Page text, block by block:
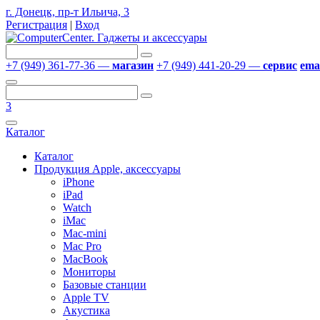
г. Донецк, пр-т Ильича, 3
Регистрация | Вход
+7 (949) 361-77-36 — магазин +7 (949) 441-20-29 — сервис
3
Каталог
Каталог
Продукция Apple, аксессуары
iPhone
iPad
Watch
iMac
Mac-mini
Mac Pro
MacBook
Мониторы
Базовые станции
Apple TV
Акустика